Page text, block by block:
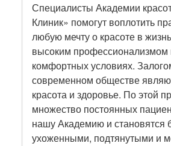
Специалисты Академии
Клиник» помогут воплотить
любую мечту о красоте в
высоким профессионализмом
комфортных условиях.
современном обществе
красота и здоровье. По этой
множество постоянных
нашу Академию и становятся
ухоженными, подтянутыми и